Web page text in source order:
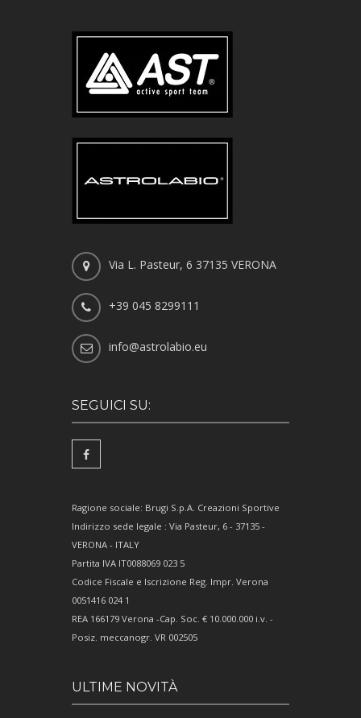
Via L. Pasteur, 6 37135 VERONA
+39 045 8299111
info@astrolabio.eu
SEGUICI SU:
Ragione sociale: Brugi S.p.A. Creazioni Sportive
Indirizzo sede legale : Via Pasteur, 6 - 37135 -
VERONA - ITALY
Partita IVA IT0088069 023 5
Codice Fiscale e Iscrizione Reg. Impr. Verona
0051416 024 1
REA 166179 Verona -Cap. Soc. € 10.000.000 i.v. -
Posiz. meccanogr. VR 002505
ULTIME NOVITÀ